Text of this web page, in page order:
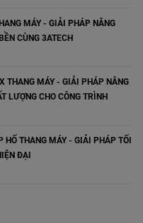
MÁY - GIẢI PHÁP NÂNG
CÙNG 3ATECH
THANG MÁY - GIẢI PHÁP NÂNG
LƯỢNG CHO CÔNG TRÌNH
HỐ THANG MÁY - GIẢI PHÁP TỐI
ĐẠI